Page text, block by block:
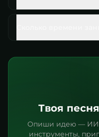
Твоя
Опиши идею — ИИ
инструменты,